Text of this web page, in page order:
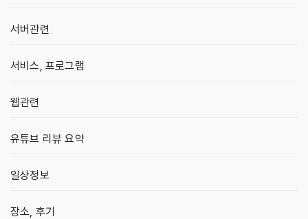
서버관련
서비스, 프로그램
웹관련
유튜브 리뷰 요약
일상정보
장소, 후기